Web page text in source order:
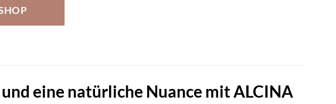
eine natürliche Nuance mit ALCINA